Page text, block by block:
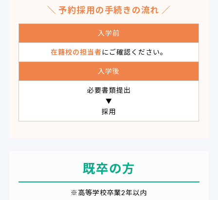
＼ 予約採用の手続きの流れ ／
入学前
在籍校の担当者にご確認ください。
入学後
必要書類提出
▼
採用
既卒の方
※高等学校卒業2年以内